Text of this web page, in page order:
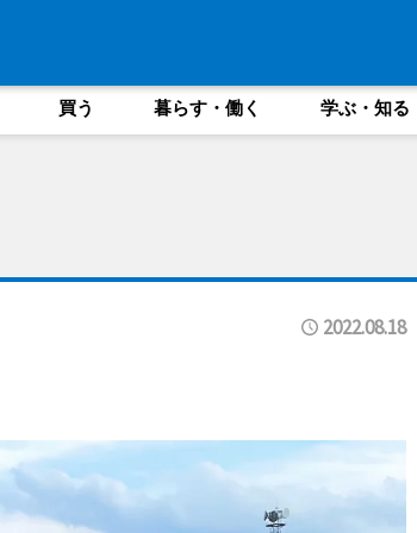
買う 暮らす・働く 学ぶ・知る
2022.08.18